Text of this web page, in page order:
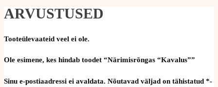
ARVUSTUSED
Tooteülevaateid veel ei ole.
Ole esimene, kes hindab toodet “Närimisrõngas “Kavalus””
Sinu e-postiaadressi ei avaldata. Nõutavad väljad on tähistatud *-